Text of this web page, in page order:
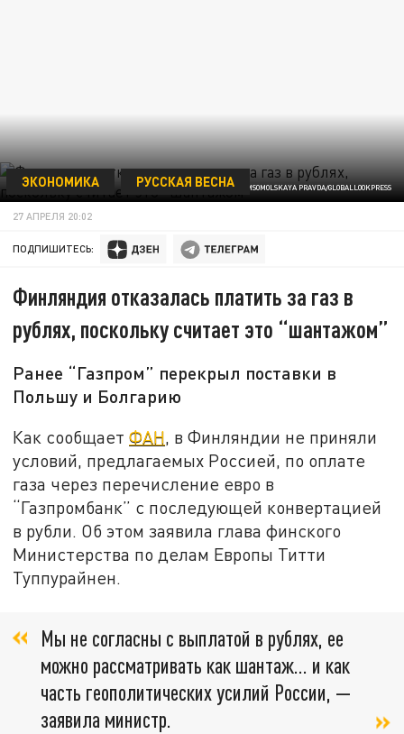
ФОТО: KOMSOMOLSKAYA PRAVDA/GLOBALLOOKPRESS
ЭКОНОМИКА РУССКАЯ ВЕСНА
27 АПРЕЛЯ 20:02
ПОДПИШИТЕСЬ:
Финляндия отказалась платить за газ в
рублях, поскольку считает это “шантажом”
Ранее “Газпром” перекрыл поставки в
Польшу и Болгарию
Как сообщаетФАН, в Финляндии не приняли
условий, предлагаемых Россией, по оплате
газа через перечисление евро в
“Газпромбанк” с последующей конвертацией
в рубли. Об этом заявила глава финского
Министерства по делам Европы Титти
Туппурайнен.
Мы не согласны с выплатой в рублях, ее
можно рассматривать как шантаж... и как
часть геополитических усилий России, —
заявила министр.